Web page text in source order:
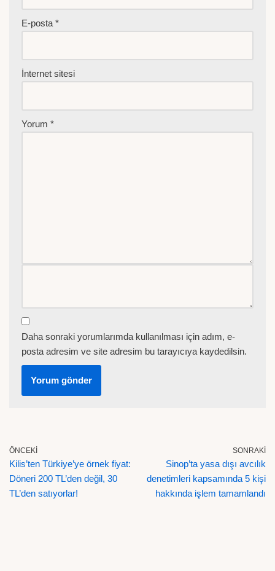
E-posta *
İnternet sitesi
Yorum *
Daha sonraki yorumlarımda kullanılması için adım, e-
posta adresim ve site adresim bu tarayıcıya kaydedilsin.
ÖNCEKI
Kilis’ten Türkiye’ye örnek fiyat:
Döneri 200 TL’den değil, 30
TL’den satıyorlar!
SONRAKI
Sinop’ta yasa dışı avcılık
denetimleri kapsamında 5 kişi
hakkında işlem tamamlandı